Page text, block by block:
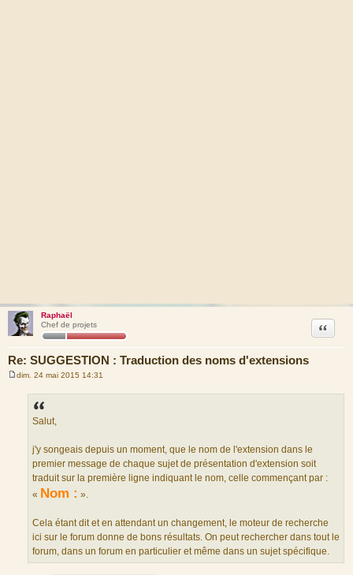
Raphaël
Chef de projets
Re: SUGGESTION : Traduction des noms d'extensions
Citation
dim. 24 mai 2015 14:31
Salut,
j'y songeais depuis un moment, que le nom de l'extension dans le
premier message de chaque sujet de présentation d'extension soit
traduit sur la première ligne indiquant le nom, celle commençant par :
« Nom : ».
Cela étant dit et en attendant un changement, le moteur de recherche
ici sur le forum donne de bons résultats. On peut rechercher dans tout le
forum, dans un forum en particulier et même dans un sujet spécifique.